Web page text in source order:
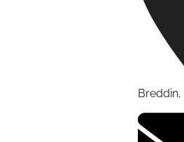
Breddin,